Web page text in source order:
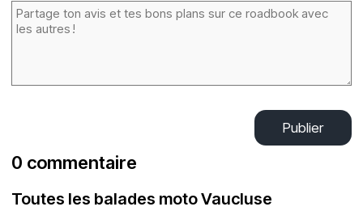
Publier
0 commentaire
Toutes les balades moto Vaucluse